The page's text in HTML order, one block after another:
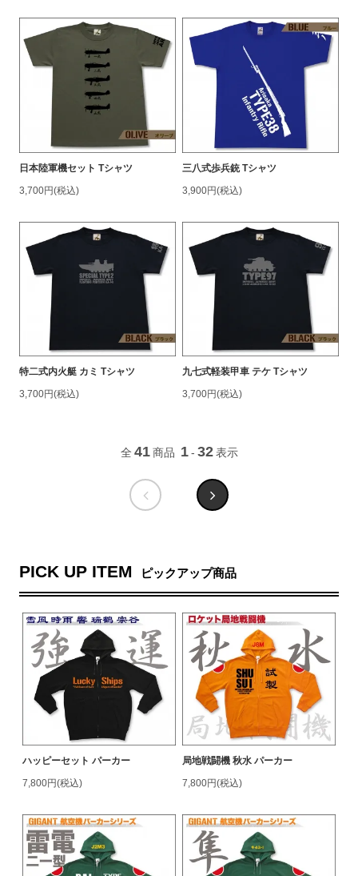
日本陸軍機セット Tシャツ
3,700円(税込)
三八式歩兵銃 Tシャツ
3,900円(税込)
特二式内火艇 カミ Tシャツ
3,700円(税込)
九七式軽装甲車 テケ Tシャツ
3,700円(税込)
全 41 商品 1 - 32 表示
PICK UP ITEM ピックアップ商品
ハッピーセット パーカー
7,800円(税込)
局地戦闘機 秋水 パーカー
7,800円(税込)